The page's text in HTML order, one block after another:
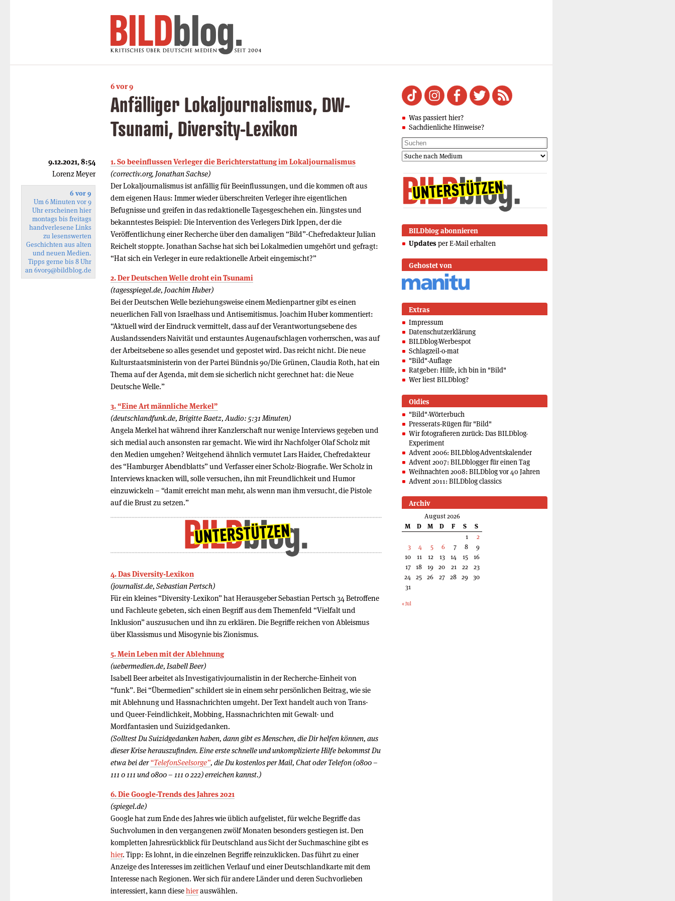
6 vor 9
Anfälliger Lokaljournalismus, DW-
Tsunami, Diversity-Lexikon
1. So beeinflussen Verleger die Berichterstattung im Lokaljournalismus
(correctiv.org, Jonathan Sachse)
Der Lokaljournalismus ist anfällig für Beeinflussungen, und die kommen oft aus
dem eigenen Haus: Immer wieder überschreiten Verleger ihre eigentlichen
Befugnisse und greifen in das redaktionelle Tagesgeschehen ein. Jüngstes und
bekanntestes Beispiel: Die Intervention des Verlegers Dirk Ippen, der die
Veröffentlichung einer Recherche über den damaligen “Bild”-Chefredakteur Julian
Reichelt stoppte. Jonathan Sachse hat sich bei Lokalmedien umgehört und gefragt:
“Hat sich ein Verleger in eure redaktionelle Arbeit eingemischt?”
2. Der Deutschen Welle droht ein Tsunami
(tagesspiegel.de, Joachim Huber)
Bei der Deutschen Welle beziehungsweise einem Medienpartner gibt es einen
neuerlichen Fall von Israelhass und Antisemitismus. Joachim Huber kommentiert:
“Aktuell wird der Eindruck vermittelt, dass auf der Verantwortungsebene des
Auslandssenders Naivität und erstauntes Augenaufschlagen vorherrschen, was auf
der Arbeitsebene so alles gesendet und gepostet wird. Das reicht nicht. Die neue
Kulturstaatsministerin von der Partei Bündnis 90/Die Grünen, Claudia Roth, hat ein
Thema auf der Agenda, mit dem sie sicherlich nicht gerechnet hat: die Neue
Deutsche Welle.”
3. “Eine Art männliche Merkel”
(deutschlandfunk.de, Brigitte Baetz, Audio: 5:31 Minuten)
Angela Merkel hat während ihrer Kanzlerschaft nur wenige Interviews gegeben und
sich medial auch ansonsten rar gemacht. Wie wird ihr Nachfolger Olaf Scholz mit
den Medien umgehen? Weitgehend ähnlich vermutet Lars Haider, Chefredakteur
des “Hamburger Abendblatts” und Verfasser einer Scholz-Biografie. Wer Scholz in
Interviews knacken will, solle versuchen, ihn mit Freundlichkeit und Humor
einzuwickeln – “damit erreicht man mehr, als wenn man ihm versucht, die Pistole
auf die Brust zu setzen.”
4. Das Diversity-Lexikon
(journalist.de, Sebastian Pertsch)
Für ein kleines “Diversity-Lexikon” hat Herausgeber Sebastian Pertsch 34 Betroffene
und Fachleute gebeten, sich einen Begriff aus dem Themenfeld “Vielfalt und
Inklusion” auszusuchen und ihn zu erklären. Die Begriffe reichen von Ableismus
über Klassismus und Misogynie bis Zionismus.
5. Mein Leben mit der Ablehnung
(uebermedien.de, Isabell Beer)
Isabell Beer arbeitet als Investigativjournalistin in der Recherche-Einheit von
“funk”. Bei “Übermedien” schildert sie in einem sehr persönlichen Beitrag, wie sie
mit Ablehnung und Hassnachrichten umgeht. Der Text handelt auch von Trans-
und Queer-Feindlichkeit, Mobbing, Hassnachrichten mit Gewalt- und
Mordfantasien und Suizidgedanken.
(Solltest Du Suizidgedanken haben, dann gibt es Menschen, die Dir helfen können, aus
dieser Krise herauszufinden. Eine erste schnelle und unkomplizierte Hilfe bekommst Du
etwa bei der“TelefonSeelsorge”, die Du kostenlos per Mail, Chat oder Telefon (0800 –
111 0 111 und 0800 – 111 0 222) erreichen kannst.)
6. Die Google-Trends des Jahres 2021
(spiegel.de)
Google hat zum Ende des Jahres wie üblich aufgelistet, für welche Begriffe das
Suchvolumen in den vergangenen zwölf Monaten besonders gestiegen ist. Den
kompletten Jahresrückblick für Deutschland aus Sicht der Suchmaschine gibt es
hier. Tipp: Es lohnt, in die einzelnen Begriffe reinzuklicken. Das führt zu einer
Anzeige des Interesses im zeitlichen Verlauf und einer Deutschlandkarte mit dem
Interesse nach Regionen. Wer sich für andere Länder und deren Suchvorlieben
interessiert, kann diesehierauswählen.
9.12.2021, 8:54
Lorenz Meyer
6 vor 9
Um 6 Minuten vor 9
Uhr erscheinen hier
montags bis freitags
handverlesene Links
zu lesenswerten
Geschichten aus alten
und neuen Medien.
Tipps gerne bis 8 Uhr
an6vor9@bildblog.de
Was passiert hier?
Sachdienliche Hinweise?
BILDblog abonnieren
Updates per E-Mail erhalten
Gehostet von
Extras
Impressum
Datenschutzerklärung
BILDblog-Werbespot
Schlagzeil-o-mat
"Bild"-Auflage
Ratgeber: Hilfe, ich bin in "Bild"
Wer liest BILDblog?
Oldies
"Bild"-Wörterbuch
Presserats-Rügen für "Bild"
Wir fotografieren zurück: Das BILDblog-
Experiment
Advent 2006: BILDblog-Adventskalender
Advent 2007: BILDblogger für einen Tag
Weihnachten 2008: BILDblog vor 40 Jahren
Advent 2011: BILDblog classics
Archiv
August 2026
M
D M D F S
S
1
2
3
4 5 6 7 8
9
10
11 12 13 14 15
16
17 18 19 20 21 22
23
24 25 26 27 28 29 30
31
« Jul